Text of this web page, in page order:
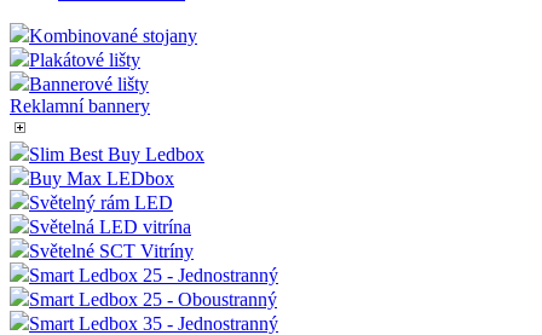
Kombinované stojany
Plakátové lišty
Bannerové lišty
Reklamní bannery
Slim Best Buy Ledbox
Buy Max LEDbox
Světelný rám LED
Světelná LED vitrína
Světelné SCT Vitríny
Smart Ledbox 25 - Jednostranný
Smart Ledbox 25 - Oboustranný
Smart Ledbox 35 - Jednostranný